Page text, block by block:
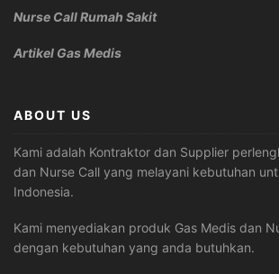
Nurse Call Rumah Sakit
Artikel Gas Medis
ABOUT US
Kami adalah Kontraktor dan Supplier
dan Nurse Call yang melayani kebutuhan
Indonesia.
Kami menyediakan produk Gas Medis dan
dengan kebutuhan yang anda butuhkan.